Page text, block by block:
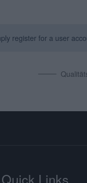
register for a user
Quick Links